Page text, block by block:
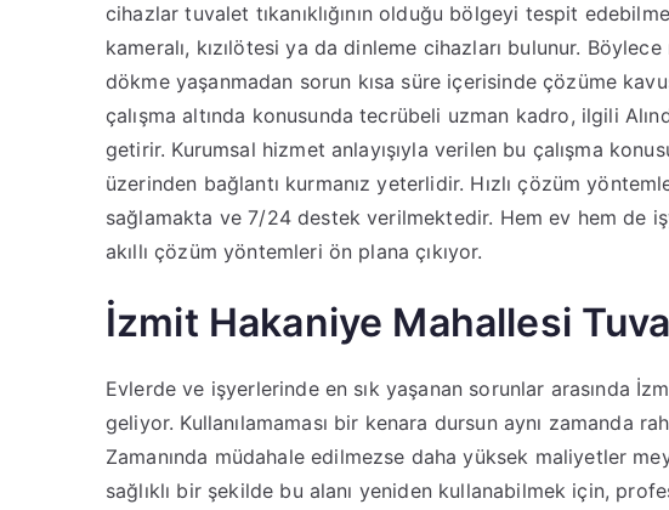
cihazlar tuvalet tıkanıklığının olduğu bölgeyi tespit
kameralı, kızılötesi ya da dinleme cihazları bulunur.
dökme yaşanmadan sorun kısa süre içerisinde çözüme
çalışma altında konusunda tecrübeli uzman kadro, ilgili
getirir. Kurumsal hizmet anlayışıyla verilen bu çalışma
üzerinden bağlantı kurmanız yeterlidir. Hızlı çözüm
sağlamakta ve 7/24 destek verilmektedir. Hem ev hem de
akıllı çözüm yöntemleri ön plana çıkıyor.
İzmit Hakaniye Mahallesi
Evlerde ve işyerlerinde en sık yaşanan sorunlar arasında
geliyor. Kullanılamaması bir kenara dursun aynı zamanda
Zamanında müdahale edilmezse daha yüksek maliyetler
sağlıklı bir şekilde bu alanı yeniden kullanabilmek için,